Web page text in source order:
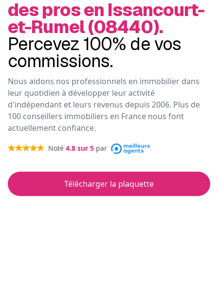
des pros en Issancourt-
et-Rumel (08440).
Percevez 100% de vos
commissions.
Nous aidons nos professionnels en immobilier dans
leur quotidien à développer leur activité
d'indépendant et leurs revenus depuis 2006. Plus de
100 conseillers immobiliers en France nous font
actuellement confiance.
Noté 4.8 sur 5 par
Télécharger la plaquette